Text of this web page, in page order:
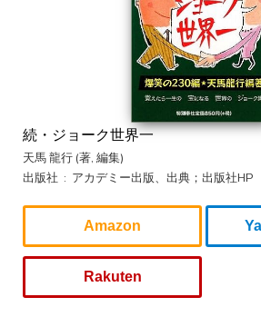
続・ジョーク世界一
天馬 龍行 (著, 編集)
出版社 ‏ : ‎ アカデミー出版、出典；出版社HP
Amazon
Rakuten